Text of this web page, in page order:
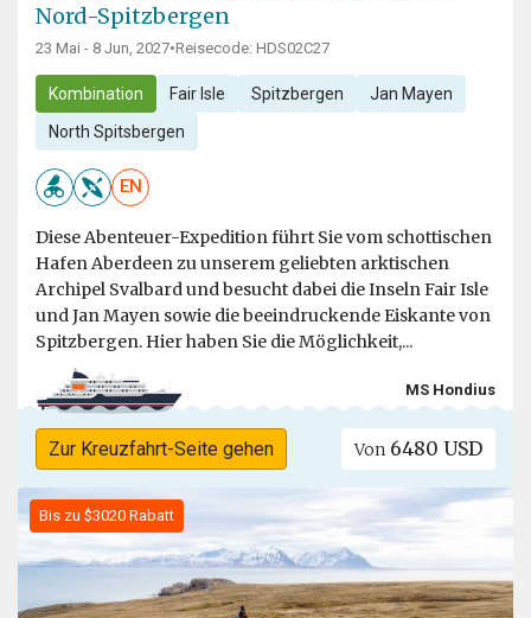
Nord-Spitzbergen
23 Mai - 8 Jun, 2027•Reisecode: HDS02C27
Kombination Fair Isle Spitzbergen Jan Mayen
North Spitsbergen
EN
Diese Abenteuer-Expedition führt Sie vom schottischen
Hafen Aberdeen zu unserem geliebten arktischen
Archipel Svalbard und besucht dabei die Inseln Fair Isle
und Jan Mayen sowie die beeindruckende Eiskante von
Spitzbergen. Hier haben Sie die Möglichkeit,...
MS Hondius
Zur Kreuzfahrt-Seite gehen Von 6480 USD
Bis zu $3020 Rabatt